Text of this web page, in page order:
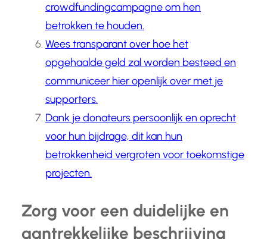
crowdfundingcampagne om hen
betrokken te houden.
Wees transparant over hoe het
opgehaalde geld zal worden besteed en
communiceer hier openlijk over met je
supporters.
Dank je donateurs persoonlijk en oprecht
voor hun bijdrage, dit kan hun
betrokkenheid vergroten voor toekomstige
projecten.
Zorg voor een duidelijke en
aantrekkelijke beschrijving